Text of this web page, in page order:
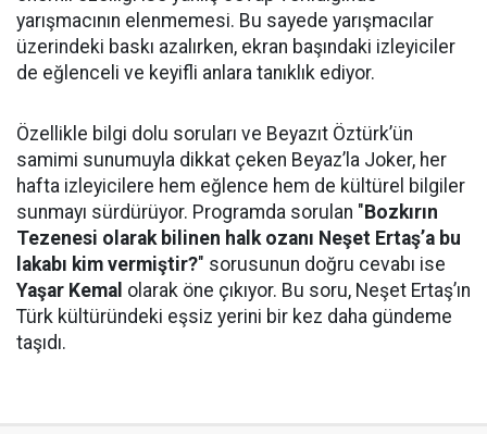
yarışmacının elenmemesi. Bu sayede yarışmacılar
üzerindeki baskı azalırken, ekran başındaki izleyiciler
de eğlenceli ve keyifli anlara tanıklık ediyor.
Özellikle bilgi dolu soruları ve Beyazıt Öztürk’ün
samimi sunumuyla dikkat çeken Beyaz’la Joker, her
hafta izleyicilere hem eğlence hem de kültürel bilgiler
sunmayı sürdürüyor. Programda sorulan " Bozkırın
Tezenesi olarak bilinen halk ozanı Neşet Ertaş’a bu
lakabı kim vermiştir?" sorusunun doğru cevabı ise
Yaşar Kemal olarak öne çıkıyor. Bu soru, Neşet Ertaş’ın
Türk kültüründeki eşsiz yerini bir kez daha gündeme
taşıdı.